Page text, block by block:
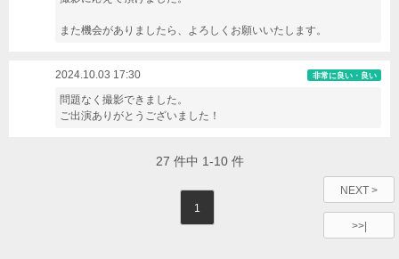
また機会がありましたら、よろしくお願いいたします。
2024.10.03 17:30 非常に良い・良い
問題なく撮影できました。
ご出演ありがとうございました！
27 件中 1-10件
1
NEXT >
>>|